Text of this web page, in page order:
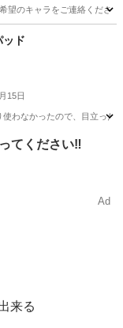
望のキャラをご連絡くださ
ド
15日
わなかったので、目立っ
ラーてください‼️
Ad
来る